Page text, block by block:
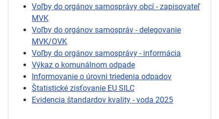
Voľby do orgánov samosprávy obcí - zapisovateľ
MVK
Voľby do orgánov samospráv - delegovanie
MVK/OVK
Voľby do orgánov samosprávy - informácia
Výkaz o komunálnom odpade
Informovanie o úrovni triedenia odpadov
Štatistické zisťovanie EU SILC
Evidencia štandardov kvality - voda 2025